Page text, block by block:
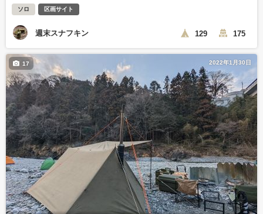
ソロ 区画サイト
週末スナフキン 129 175
2022年1月30日
17